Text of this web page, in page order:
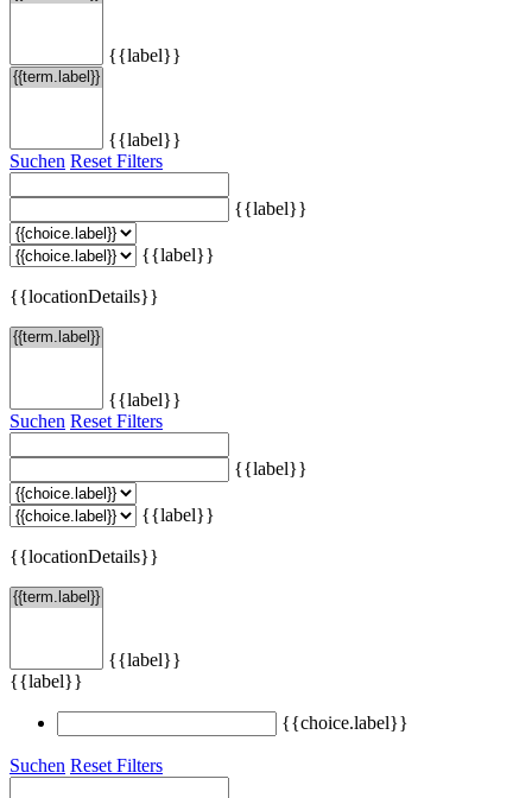
{{label}}
{{label}}
Suchen Reset Filters
{{label}}
{{label}}
{{locationDetails}}
{{label}}
Suchen Reset Filters
{{label}}
{{label}}
{{locationDetails}}
{{label}}
{{label}}
{{choice.label}}
Suchen Reset Filters